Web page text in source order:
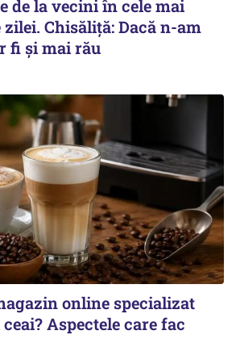
de la vecini în cele mai
zilei. Chisăliță: Dacă n-am
fi și mai rău
online specializat
Aspectele care fac